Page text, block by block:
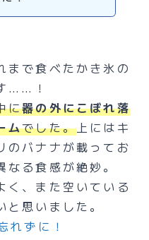
まで食べたかき氷の
……！
に器の外にこぼれ落
ムでした。 上にはキ
のバナナが載ってお
る食感が絶妙。
く、また空いている
思いました。
れずに！